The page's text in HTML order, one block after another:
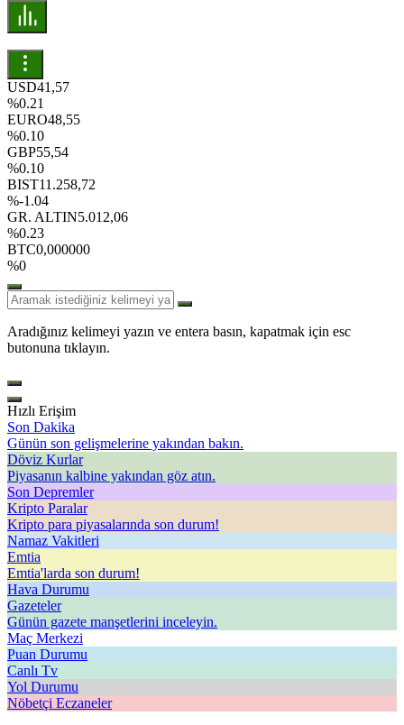
USD41,57
%0.21
EURO48,55
%0.10
GBP55,54
%0.10
BIST11.258,72
%-1.04
GR. ALTIN5.012,06
%0.23
BTC0,000000
%0
Aradığınız kelimeyi yazın ve entera basın, kapatmak için esc
butonuna tıklayın.
Hızlı Erişim
Son Dakika
Günün son gelişmelerine yakından bakın.
Döviz Kurlar
Piyasanın kalbine yakından göz atın.
Son Depremler
Kripto Paralar
Kripto para piyasalarında son durum!
Namaz Vakitleri
Emtia
Emtia'larda son durum!
Hava Durumu
Gazeteler
Günün gazete manşetlerini inceleyin.
Maç Merkezi
Puan Durumu
Canlı Tv
Yol Durumu
Nöbetçi Eczaneler